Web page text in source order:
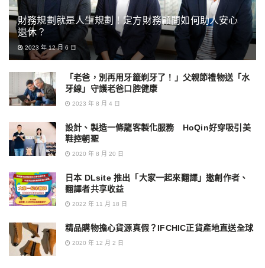
財務規劃就是人生規劃！定方財務顧問如何助人安心
退休？
2023 年 12 月 6 日
「老爸，別再用牙籤剃牙了！」父親節禮物送「水
牙線」守護老爸口腔健康
2023 年 8 月 4 日
設計、製造一條龍客製化服務 HoQin好穿吸引美
鞋控朝聖
2020 年 8 月 20 日
日本 DLsite 推出「大家一起來翻譯」邀創作者、
翻譯者共享收益
2022 年 11 月 18 日
精品購物擔心貨源真假？IFCHIC正貨產地直送全球
2020 年 12 月 2 日